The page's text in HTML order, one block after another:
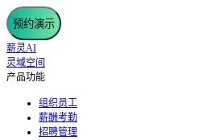
预约演示
薪灵AI
灵域空间
产品功能
组织员工
薪酬考勤
招聘管理